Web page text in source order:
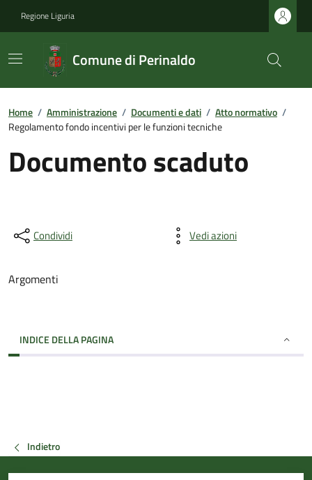
Regione Liguria
Comune di Perinaldo
Home / Amministrazione / Documenti e dati / Atto normativo /
Regolamento fondo incentivi per le funzioni tecniche
Documento scaduto
Condividi Vedi azioni
Argomenti
INDICE DELLA PAGINA
Indietro